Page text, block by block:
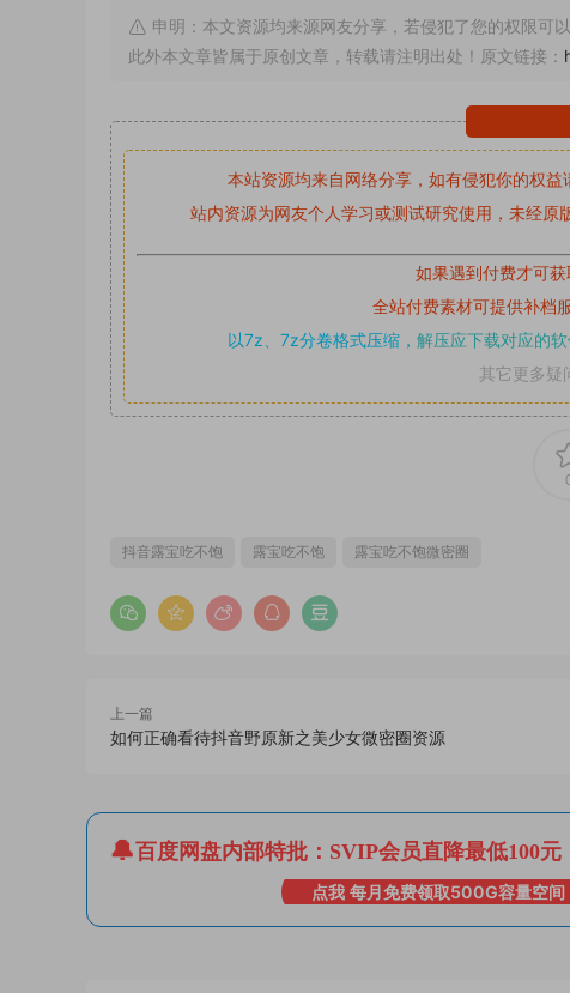
申明：本文资源均来源网友分享，若侵犯了您的权限可
此外本文章皆属于原创文章，转载请注明出处！原文链接：
本站资源均来自网络分享，如有侵犯你的权益
站内资源为网友个人学习或测试研究使用，未经原
如果遇到付费才可
全站付费素材可提供补档
以7z、7z分卷格式压缩， 解压应下载对应的软
其它更多疑
抖音露宝吃不饱 露宝吃不饱 露宝吃不饱微密圈
上一篇
如何正确看待抖音野原新之美少女微密圈资源
百度网盘内部特批：SVIP会员直降最低100元
点我 每月免费领取500G容量空